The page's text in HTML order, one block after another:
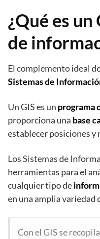
¿Qué es un
de
El complemento ideal
Sistemas de
Un GIS es un programa
proporciona una base
establecer posiciones y
Los Sistemas de
herramientas para el
cualquier tipo de
en una amplia variedad
Con el GIS se